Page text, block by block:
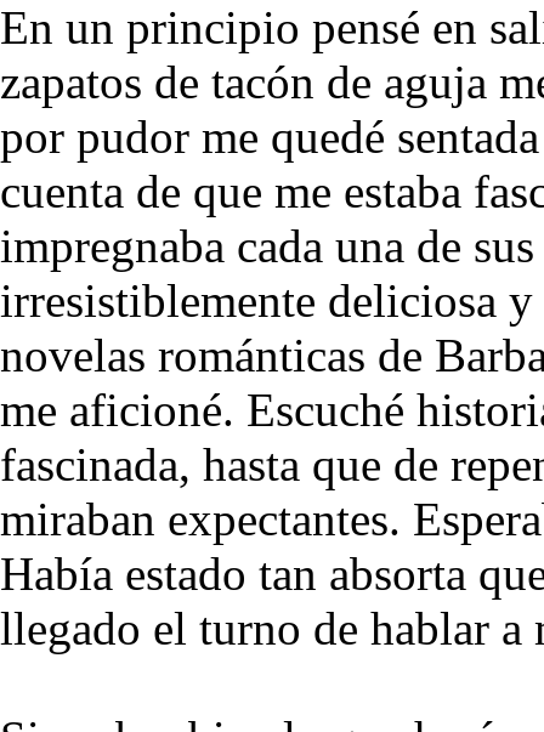
En un principio pensé en
zapatos de tacón de aguja
por pudor me quedé
cuenta de que me estaba
impregnaba cada una de
irresistiblemente deliciosa
novelas románticas de
me aficioné. Escuché
fascinada, hasta que de
miraban expectantes.
Había estado tan absorta
llegado el turno de hablar a